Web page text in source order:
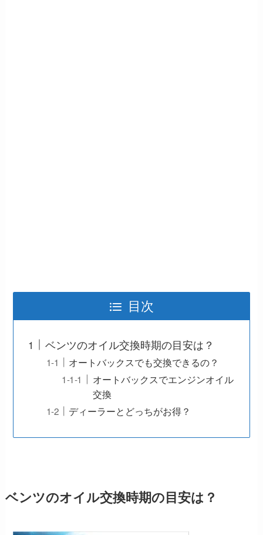
目次
ベンツのオイル交換時期の目安は？
オートバックスでも交換できるの？
オートバックスでエンジンオイル
交換
ディーラーとどっちがお得？
ベンツのオイル交換時期の目安は？